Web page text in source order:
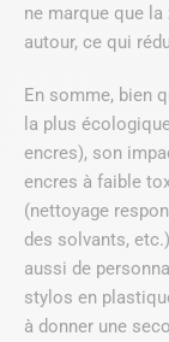
ne marque que la
autour, ce qui
En somme, bien
la plus
encres), son
encres à faible
(nettoyage
des solvants,
aussi de
stylos en
à donner une